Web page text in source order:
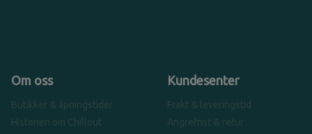
Om oss
Butikker & åpningstider
Historien om Chillout
Kundesenter
Frakt & leveringstid
Angrefrist & retur